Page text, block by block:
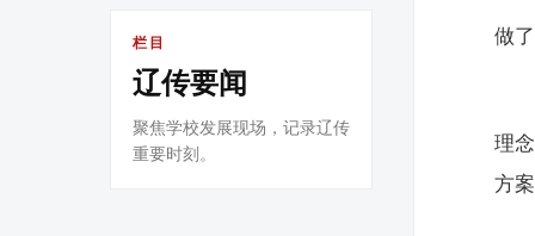
栏目
辽传要闻
聚焦学校发展现场，记录辽传
重要时刻。
做
理
方